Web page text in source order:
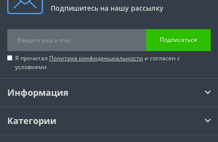
Подпишитесь на нашу рассылку
Подписаться
Я прочитал Политика конфиденциальности и согласен с
условиями
Информация
Категории